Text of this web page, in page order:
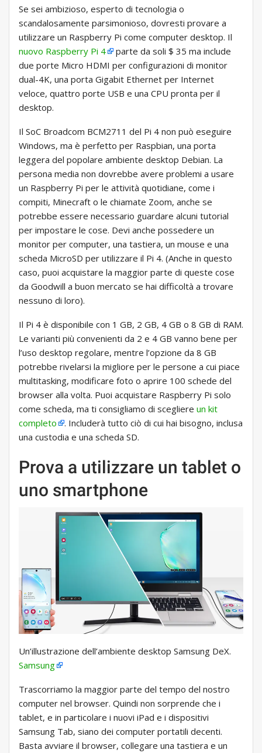
Se sei ambizioso, esperto di tecnologia o
scandalosamente parsimonioso, dovresti provare a
utilizzare un Raspberry Pi come computer desktop. Il
nuovo Raspberry Pi 4
parte da soli $ 35 ma include
due porte Micro HDMI per configurazioni di monitor
dual-4K, una porta Gigabit Ethernet per Internet
veloce, quattro porte USB e una CPU pronta per il
desktop.
Il SoC Broadcom BCM2711 del Pi 4 non può eseguire
Windows, ma è perfetto per Raspbian, una porta
leggera del popolare ambiente desktop Debian. La
persona media non dovrebbe avere problemi a usare
un Raspberry Pi per le attività quotidiane, come i
compiti, Minecraft o le chiamate Zoom, anche se
potrebbe essere necessario guardare alcuni tutorial
per impostare le cose. Devi anche possedere un
monitor per computer, una tastiera, un mouse e una
scheda MicroSD per utilizzare il Pi 4. (Anche in questo
caso, puoi acquistare la maggior parte di queste cose
da Goodwill a buon mercato se hai difficoltà a trovare
nessuno di loro).
Il Pi 4 è disponibile con 1 GB, 2 GB, 4 GB o 8 GB di RAM.
Le varianti più convenienti da 2 e 4 GB vanno bene per
l’uso desktop regolare, mentre l’opzione da 8 GB
potrebbe rivelarsi la migliore per le persone a cui piace
multitasking, modificare foto o aprire 100 schede del
browser alla volta. Puoi acquistare Raspberry Pi solo
come scheda, ma ti consigliamo di scegliere un kit
completo
. Includerà tutto ciò di cui hai bisogno, inclusa
una custodia e una scheda SD.
Prova a utilizzare un tablet o
uno smartphone
Un’illustrazione dell’ambiente desktop Samsung DeX.
Samsung
Trascorriamo la maggior parte del tempo del nostro
computer nel browser. Quindi non sorprende che i
tablet, e in particolare i nuovi iPad e i dispositivi
Samsung Tab, siano dei computer portatili decenti.
Basta avviare il browser, collegare una tastiera e un